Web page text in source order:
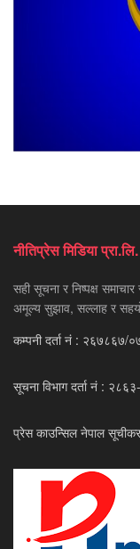
नीतिप्रेस मिडिया प्रा.लि.
सही सूचना र निष्पक्ष
अमूल्य सुझाव, सल्लाह र
कम्पनी दर्ता नं : २६७८६७/
सूचना विभाग दर्ता नं :
प्रेस काउन्सिल नेपाल